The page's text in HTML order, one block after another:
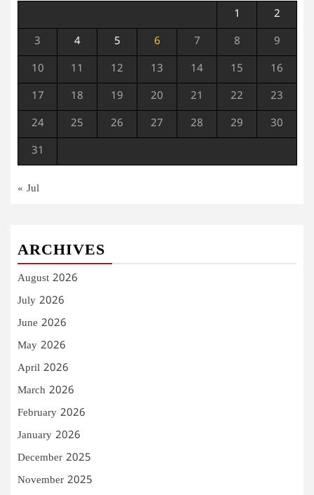
1 2
3 4 5 6 7 8 9
10 11 12 13 14 15 16
17 18 19 20 21 22 23
24 25 26 27 28 29 30
31
« Jul
ARCHIVES
August 2026
July 2026
June 2026
May 2026
April 2026
March 2026
February 2026
January 2026
December 2025
November 2025